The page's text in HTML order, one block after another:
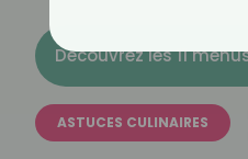
Découvrez les 11
ASTUCES CULINAIRES